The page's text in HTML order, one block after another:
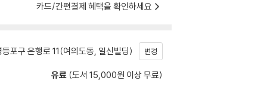
카드/간편결제 혜택을 확인하세요
포구 은행로 11(여의도동, 일신빌딩) 변경
유료 (도서 15,000원 이상 무료)